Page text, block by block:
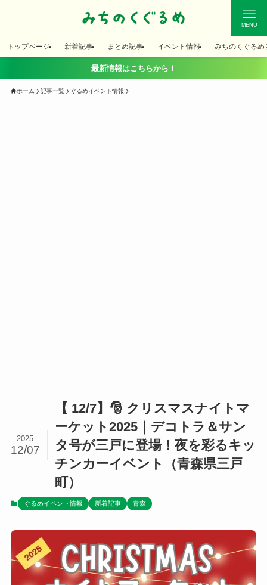
MENU
トップページ 新着記事 まとめ記事 イベント情報 みちのくぐるめ
最新情報はこちらから！
ホーム 記事一覧 ぐるめイベント情報
【 12/7】🎅 クリスマスナイトマ
ーケット2025｜デコトラ＆サン
タ号が三戸に登場！夜を彩るキッ
チンカーイベント（青森県三戸
町）
2025
12/07
ぐるめイベント情報 新着記事 青森